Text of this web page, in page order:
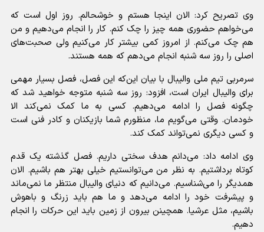
وی تصریح کرد: الان اینجا هستم و خوشحالم. روز اول است که
می‌خواهم حضوری همه چیز را چک کنم. کار را انجام می‌دهیم و من
هم چک می‌کنم. از امروز کمی بیشتر کار می‌کنیم ولی صحبت‌های
اصلی را روز سه شنبه انجام می‌دهم که همه هستند.
سرمربی تیم ملی والیبال با بیان این‌که این فصل، فصل بسیار مهمی
برای والیبال ایران است، افزود: روز سه شنبه متوجه خواهید شد که
چگونه فصل را ادامه می‌دهیم. کسی به ما کمک نمی‌کند الا
خودمان. وقتی می‌گویم ما، منظورم شما بازیکنان و کادر فنی است
و کسی دیگری نمی‌تواند کمک کند.
وی ادامه داد: می‌دانم هدف سختی داریم. فصل گذشته یک قدم
کوتاه برداشتیم. به نظر من می‌توانستیم خیلی بهتر هم باشیم. الان
همدیگر را می‌شناسیم. می‌دانیم که دنیای والیبال منتظر ما نمی‌ماند
و پیشرفت خود را ادامه می‌دهد و ما هم باید زرنگ و باهوش
باشیم، مثل عرشیا. همچینن بیرون از زمین باید این حرکات را انجام
دهیم.